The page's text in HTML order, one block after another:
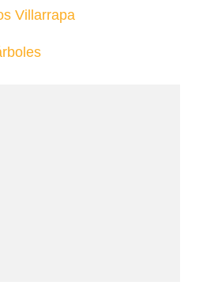
Villarrapa